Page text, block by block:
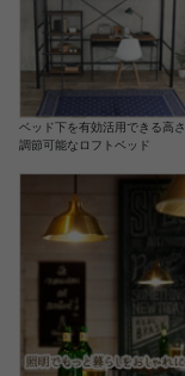
ベッド下を有効活用できる高さ
調節可能なロフトベッド